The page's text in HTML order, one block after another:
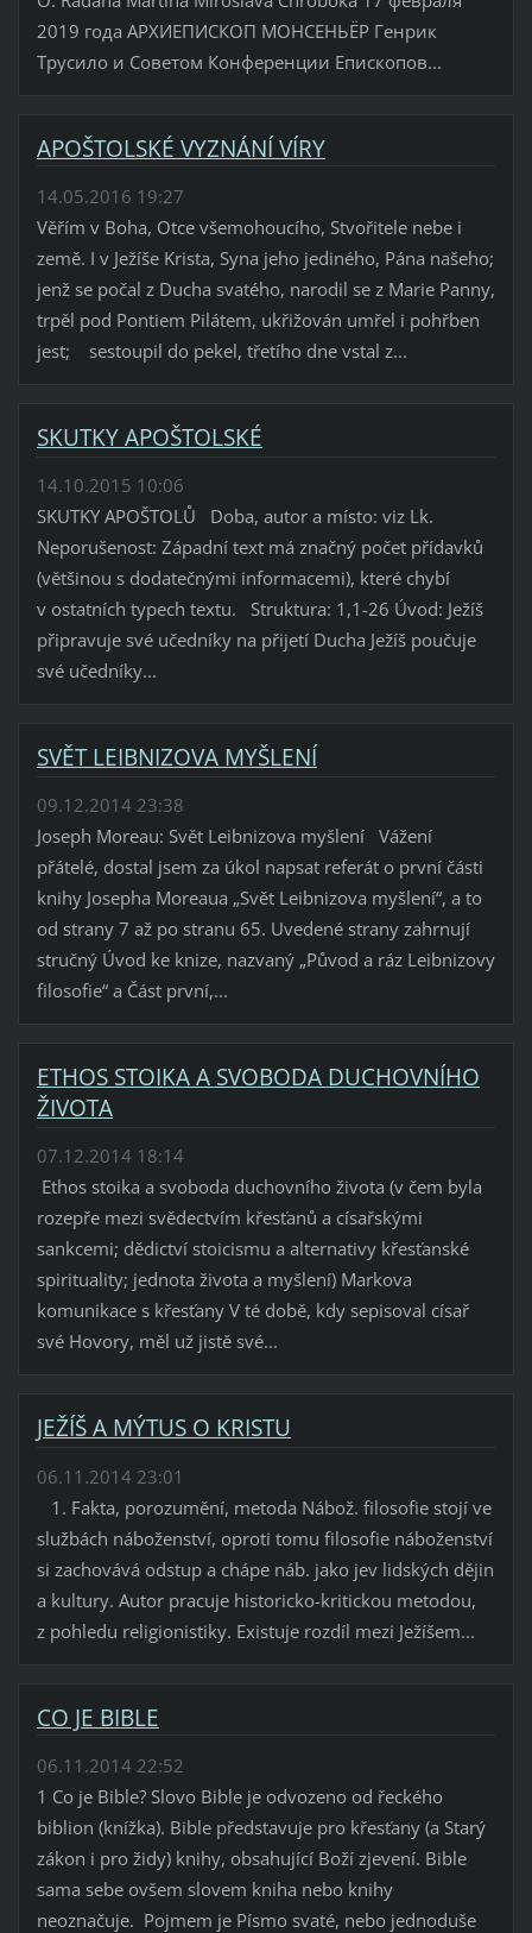
2019 года АРХИЕПИСКОП МОНСЕНЬЁР Генрик
Трусило и Советом Конференции Епископов...
APOŠTOLSKÉ VYZNÁNÍ VÍRY
14.05.2016 19:27
Věřím v Boha, Otce všemohoucího, Stvořitele nebe i
země. I v Ježíše Krista, Syna jeho jediného, Pána našeho;
jenž se počal z Ducha svatého, narodil se z Marie Panny,
trpěl pod Pontiem Pilátem, ukřižován umřel i pohřben
jest; sestoupil do pekel, třetího dne vstal z...
SKUTKY APOŠTOLSKÉ
14.10.2015 10:06
SKUTKY APOŠTOLŮ Doba, autor a místo: viz Lk.
Neporušenost: Západní text má značný počet přídavků
(většinou s dodatečnými informacemi), které chybí
v ostatních typech textu. Struktura: 1,1-26 Úvod: Ježíš
připravuje své učedníky na přijetí Ducha Ježíš poučuje
své učedníky...
SVĚT LEIBNIZOVA MYŠLENÍ
09.12.2014 23:38
Joseph Moreau: Svět Leibnizova myšlení Vážení
přátelé, dostal jsem za úkol napsat referát o první části
knihy Josepha Moreaua „Svět Leibnizova myšlení“, a to
od strany 7 až po stranu 65. Uvedené strany zahrnují
stručný Úvod ke knize, nazvaný „Původ a ráz Leibnizovy
filosofie“ a Část první,...
ETHOS STOIKA A SVOBODA DUCHOVNÍHO
ŽIVOTA
07.12.2014 18:14
Ethos stoika a svoboda duchovního života (v čem byla
rozepře mezi svědectvím křesťanů a císařskými
sankcemi; dědictví stoicismu a alternativy křesťanské
spirituality; jednota života a myšlení) Markova
komunikace s křesťany V té době, kdy sepisoval císař
své Hovory, měl už jistě své...
JEŽÍŠ A MÝTUS O KRISTU
06.11.2014 23:01
1. Fakta, porozumění, metoda Nábož. filosofie stojí ve
službách náboženství, oproti tomu filosofie náboženství
si zachovává odstup a chápe náb. jako jev lidských dějin
a kultury. Autor pracuje historicko-kritickou metodou,
z pohledu religionistiky. Existuje rozdíl mezi Ježíšem...
CO JE BIBLE
06.11.2014 22:52
1 Co je Bible? Slovo Bible je odvozeno od řeckého
biblion (knížka). Bible představuje pro křesťany (a Starý
zákon i pro židy) knihy, obsahující Boží zjevení. Bible
sama sebe ovšem slovem kniha nebo knihy
neoznačuje. Pojmem je Písmo svaté, nebo jednoduše